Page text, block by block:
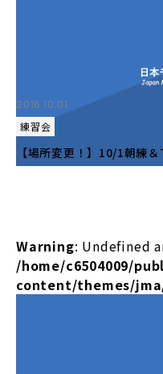
2016.10.01
練習会
【場所変更！】10/1朝練
Warning: Undefined
/home/c6504009/
content/themes/